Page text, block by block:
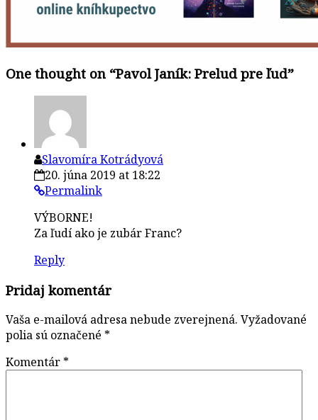
One thought on “Pavol Janík: Prelud pre ľud”
Slavomíra Kotrádyová
20. júna 2019 at 18:22
Permalink
VÝBORNE!
Za ľudí ako je zubár Franc?
Reply
Pridaj komentár
Vaša e-mailová adresa nebude zverejnená. Vyžadované
polia sú označené *
Komentár *